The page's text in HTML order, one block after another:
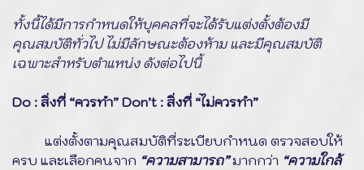
ทั้งนี้ได้มีการกำหนดให้บุคคลที่จะได้รับแต่งตั้งต้องมี
คุณสมบัติทั่วไป ไม่มีลักษณะต้องห้าม และมีคุณสมบัติ
เฉพาะสำหรับตำแหน่ง ดังต่อไปนี้
Do : สิ่งที่ “ควรทำ” Don’t : สิ่งที่ “ไม่ควรทำ”
แต่งตั้งตามคุณสมบัติที่ระเบียบกำหนด ตรวจสอบให้
ครบ และเลือกคนจาก “ความสามารถ”มากกว่า “ความใกล้